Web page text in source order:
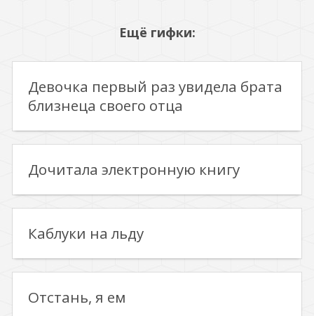
Ещё гифки:
Девочка первый раз увидела брата
близнеца своего отца
Дочитала электронную книгу
Каблуки на льду
Отстань, я ем